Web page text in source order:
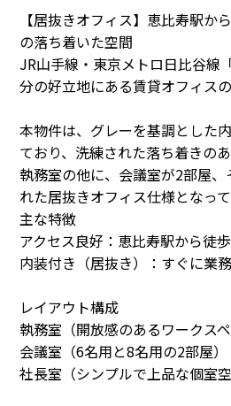
【居抜きオフィス】恵比寿駅か
の落ち着いた空間
JR山手線・東京メトロ日比谷線
分の好立地にある賃貸オフィスの
本物件は、グレーを基調とした
ており、洗練された落ち着きの
執務室の他に、会議室が2部屋
れた居抜きオフィス仕様となって
主な特徴
アクセス良好：恵比寿駅から徒
内装付き（居抜き）：すぐに業
レイアウト構成
執務室（開放感のあるワークスペ
会議室（6名用と8名用の2部屋）
社長室（シンプルで上品な個室空